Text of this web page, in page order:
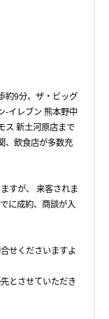
約9分、ザ・ビッグ
-イレブン 熊本野中
ス 新土河原店まで
、飲食店が多数充
すが、 来客されま
に成約、商談が入
せくださいますよ
とさせていただき